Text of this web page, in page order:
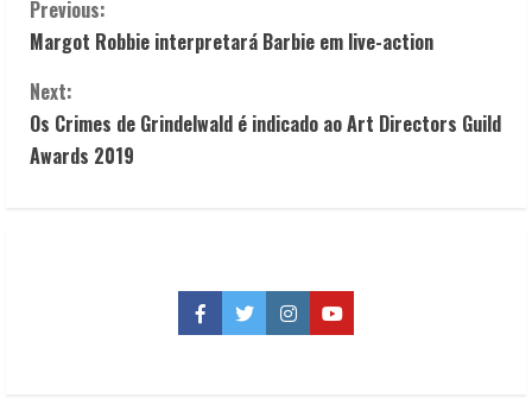
C
o
n
t
Previous:
Margot Robbie interpretará Barbie em live-action
Next:
Os Crimes de Grindelwald é indicado ao Art Directors Guild
Awards 2019
Facebook
TwitterInstagramYouTube